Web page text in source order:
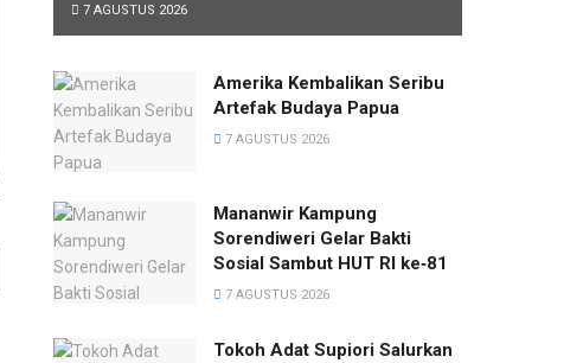
7 AGUSTUS 2026
Amerika Kembalikan Seribu
Artefak Budaya Papua
7 AGUSTUS 2026
Mananwir Kampung
Sorendiweri Gelar Bakti
Sosial Sambut HUT RI ke‑81
7 AGUSTUS 2026
Tokoh Adat Supiori Salurkan